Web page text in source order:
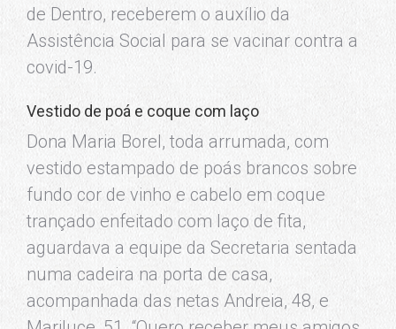
de Dentro, receberem o auxílio da
Assistência Social para se vacinar contra a
covid-19.
Vestido de poá e coque com laço
Dona Maria Borel, toda arrumada, com
vestido estampado de poás brancos sobre
fundo cor de vinho e cabelo em coque
trançado enfeitado com laço de fita,
aguardava a equipe da Secretaria sentada
numa cadeira na porta de casa,
acompanhada das netas Andreia, 48, e